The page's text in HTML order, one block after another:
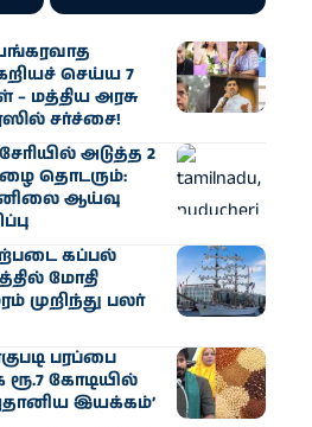
செய்ய 7
– மத்திய அரசு
சர்ச்சை!
அடுத்த 2
தொடரும்:
ஆய்வு
கப்பல்
மோதி
முறிந்து பலர்
பரப்பை
கோடியில்
இயக்கம்’